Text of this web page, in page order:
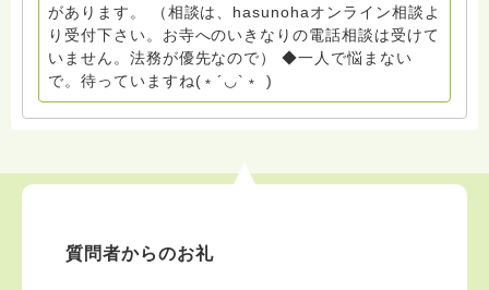
つつ、お話できることがあれば 幸いです。 いつも あな
たとともに。南無阿弥陀仏 ここでは、宗旨を問いませ
ん。 まずは、ひとりで抱え込まないで。 来寺お問い合
わせは⬇️こちらから miehimeyo@gmail.com ※時間を割
いて、あなたに向き合っています。 ですので、過去の
いします。 ※個別相談は、hasunohaオンライン相談よ
ください。 法務を優先させてください。
があります。 （相談は、hasunohaオンライン相談よ
り受付下さい。お寺へのいきなりの電話相談は受けて
いません。法務が優先なので） ◆一人で悩まない
で。待っていますね(﹡´◡`﹡ )
質問者からのお礼